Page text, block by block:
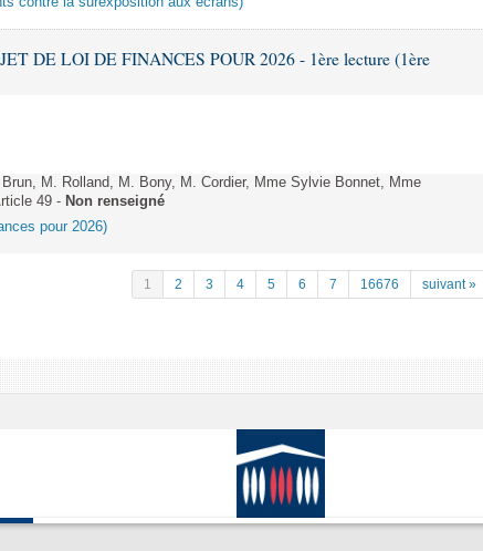
DE LOI DE FINANCES POUR 2026 - 1ère lecture (1ère
M. Rolland, M. Bony, M. Cordier, Mme Sylvie Bonnet, Mme
49 - Non renseigné
pour 2026)
1 2 3 4 5 6 7 16676 suivant »